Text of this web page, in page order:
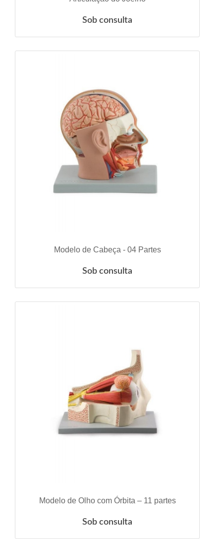
Sob consulta
VER DETALHES
Modelo de Cabeça - 04 Partes
Sob consulta
VER DETALHES
Modelo de Olho com Órbita – 11 partes
Sob consulta